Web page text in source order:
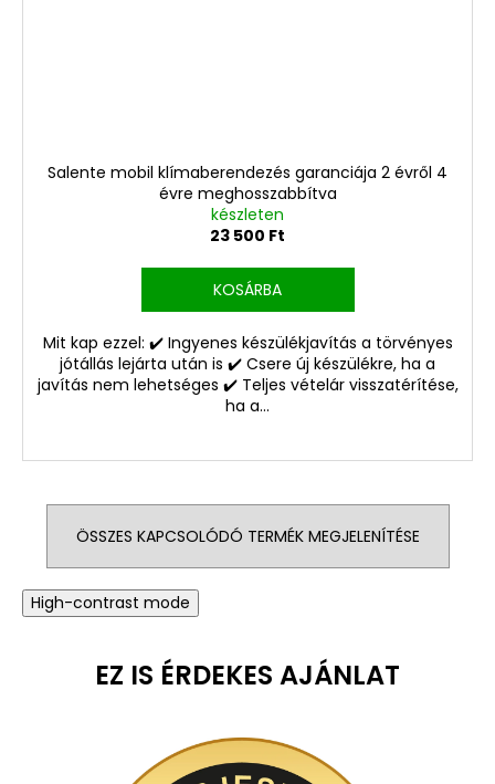
Salente mobil klímaberendezés garanciája 2 évről 4
évre meghosszabbítva
készleten
23 500 Ft
KOSÁRBA
Mit kap ezzel: ✔️ Ingyenes készülékjavítás a törvényes
jótállás lejárta után is ✔️ Csere új készülékre, ha a
javítás nem lehetséges ✔️ Teljes vételár visszatérítése,
ha a...
ÖSSZES KAPCSOLÓDÓ TERMÉK MEGJELENÍTÉSE
High-contrast mode